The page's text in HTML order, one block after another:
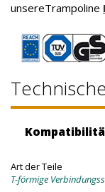
unsereTrampoline
Art der Teile
T-förmige